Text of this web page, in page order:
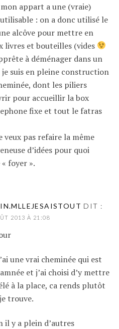
appart a une (vraie)
: on a donc utilisé le
alcôve pour mettre en
livres et bouteilles (vides
à déménager dans un
suis en pleine construction
dont les piliers
pour accueillir la box
fixe et tout le fatras
veux pas refaire la même
d’idées pour quoi
foyer ».
DIT :
2013 À 21:08
une vrai cheminée qui est
et j’ai choisi d’y mettre
à la place, ca rends plutôt
trouve.
il y a plein d’autres